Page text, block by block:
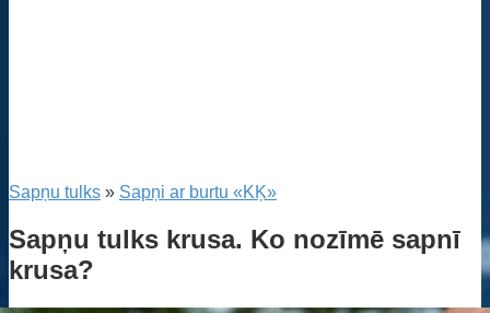
Sapņu tulks » Sapņi ar burtu «KĶ»
Sapņu tulks krusa. Ko nozīmē sapnī
krusa?